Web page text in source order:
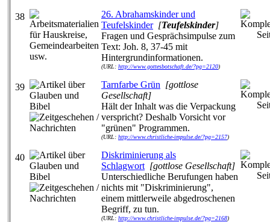
38
26. Abrahamskinder und
Teufelskinder [Teufelskinder]
Fragen und Gesprächsimpulse zum
Text: Joh. 8, 37-45 mit
Hintergrundinformationen.
(URL: http://www.gottesbotschaft.de/?pg=2120)
39 Tarnfarbe Grün [gottlose
Gesellschaft]
Hält der Inhalt was die Verpackung
verspricht? Deshalb Vorsicht vor
"grünen" Programmen.
(URL: http://www.christliche-impulse.de/?pg=2157)
40
Diskriminierung als
Schlagwort [gottlose Gesellschaft]
Unterschiedliche Berufungen haben
nichts mit "Diskriminierung",
einem mittlerweile abgedroschenen
Begriff, zu tun.
(URL: http://www.christliche-impulse.de/?pg=2168)